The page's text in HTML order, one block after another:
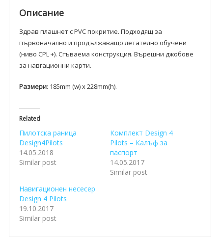
Описание
Здрав плашнет с PVC покритие. Подходящ за
първоначално и продължаващо летателно обучени
(ниво CPL +). Сгъваема конструкция. Върешни джобове
за навгационни карти.
Размери: 185mm (w) x 228mm(h).
Related
Пилотска раница
Design4Pilots
14.05.2018
Similar post
Комплект Design 4
Pilots – Калъф за
паспорт
14.05.2017
Similar post
Навигационен несесер
Design 4 Pilots
19.10.2017
Similar post